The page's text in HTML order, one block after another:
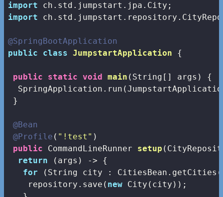
import
import
@SpringBootApplication
public
class JumpstartApplication {
public static void main (String[] args)
{
}
@Bean
@Profile ( "!test" )
public CommandLineRunner setup
return (args) -> {
for (String city :
    repository.save(
new City(city));